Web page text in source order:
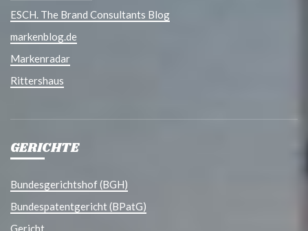
ESCH. The Brand Consultants Blog
markenblog.de
Markenradar
Rittershaus
GERICHTE
Bundesgerichtshof (BGH)
Bundespatentgericht (BPatG)